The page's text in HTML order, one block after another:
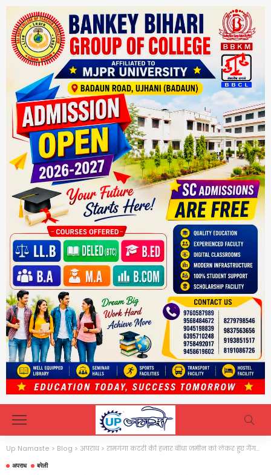
Up Namaste > Blog > अपराध> रामगंगा कटरी की हजार बीधा जमीन को लेकर हुए गैंगवार में तीन की हत्या, तीन घायल, आरोपियों की तलाश में जुटी पुलिस
अपराध बरेली